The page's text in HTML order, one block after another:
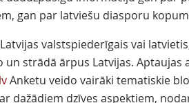
gan par latviešu diasporu
valstspiederīgais vai
un strādā ārpus Latvijas. Aptaujas
Anketu veido vairāki tematiskie
dažādiem dzīves aspektiem,